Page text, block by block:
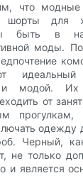
что
шорты для
быть в
моды.
и модой. Их
от
одежду
Черный,
не только
и является